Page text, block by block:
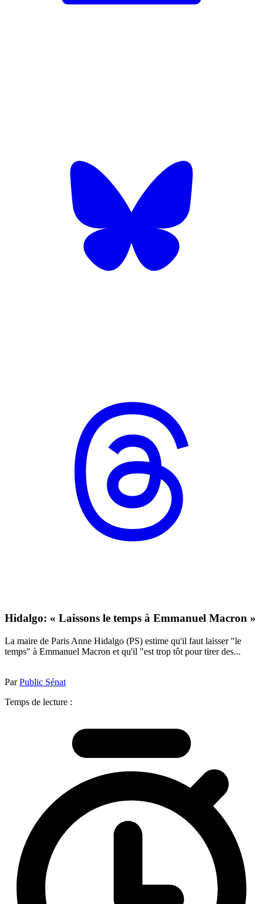
Hidalgo: « Laissons le temps à Emmanuel Macron »
La maire de Paris Anne Hidalgo (PS) estime qu'il faut laisser "le
temps" à Emmanuel Macron et qu'il "est trop tôt pour tirer des...
ParPublic Sénat
Temps de lecture :